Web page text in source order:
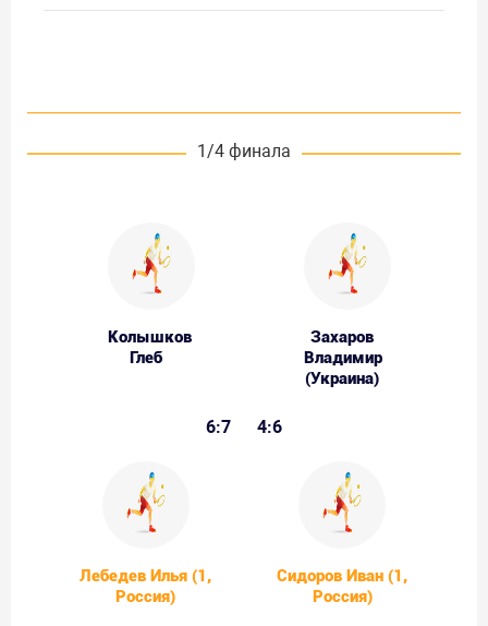
1/4 финала
Колышков
Глеб
Захаров
Владимир
(Украина)
6:7 4:6
Лебедев Илья (1,
Россия)
Сидоров Иван (1,
Россия)